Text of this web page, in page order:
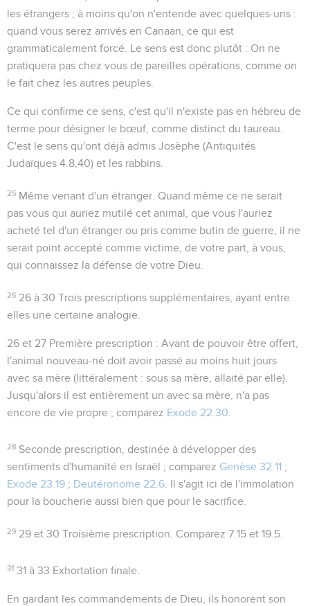
les étrangers ; à moins qu'on n'entende avec quelques-uns :
quand vous serez arrivés en Canaan, ce qui est
grammaticalement forcé. Le sens est donc plutôt : On ne
pratiquera pas chez vous de pareilles opérations, comme on
le fait chez les autres peuples.
Ce qui confirme ce sens, c'est qu'il n'existe pas en hébreu de
terme pour désigner le bœuf, comme distinct du taureau.
C'est le sens qu'ont déjà admis Josèphe (Antiquités
Judaïques 4.8,40) et les rabbins.
25 Même venant d'un étranger . Quand même ce ne serait
pas vous qui auriez mutilé cet animal, que vous l'auriez
acheté tel d'un étranger ou pris comme butin de guerre, il ne
serait point accepté comme victime, de votre part, à vous,
qui connaissez la défense de votre Dieu.
26 26 à 30 Trois prescriptions supplémentaires, ayant entre
elles une certaine analogie.
26 et 27 Première prescription : Avant de pouvoir être offert,
l'animal nouveau-né doit avoir passé au moins huit jours
avec sa mère (littéralement : sous sa mère, allaité par elle).
Jusqu'alors il est entièrement un avec sa mère, n'a pas
encore de vie propre ; comparez Exode 22.30
28 Seconde prescription, destinée à développer des
sentiments d'humanité en Israël ; comparez Genèse 32.11 ;
Exode 23.19 ; Deutéronome 22.6 . Il s'agit ici de l'immolation
pour la boucherie aussi bien que pour le sacrifice.
29 29 et 30 Troisième prescription. Comparez7.15 et19.5
31 31 à 33 Exhortation finale.
En gardant les commandements de Dieu, ils honorent son